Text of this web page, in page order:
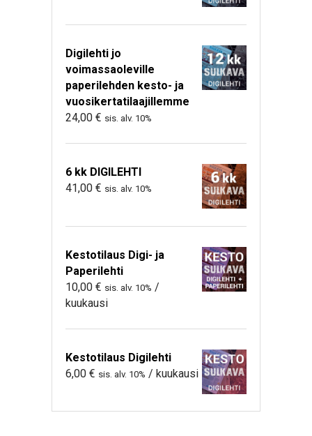
Digilehti jo
voimassaoleville
paperilehden kesto- ja
vuosikertatilaajillemme
24,00 € sis. alv. 10%
6 kk DIGILEHTI
41,00 € sis. alv. 10%
Kestotilaus Digi- ja
Paperilehti
10,00 € sis. alv. 10% /
kuukausi
Kestotilaus Digilehti
6,00 € sis. alv. 10% / kuukausi